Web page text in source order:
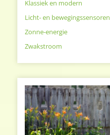
Klassiek en modern
Licht- en bewegingssensoren
Zonne-energie
Zwakstroom